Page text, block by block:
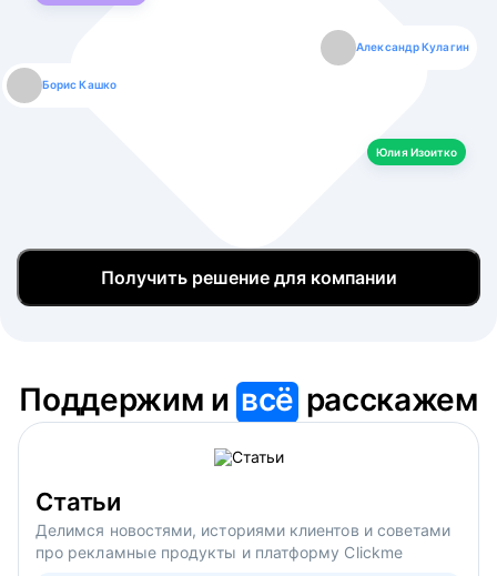
Борис Кашко
Александр Кулагин
Юлия Изоитко
Юлия Изоитко
Даниил Макаров
Александр Кулагин
Екатерина Лазаренко
Даниил Макаров
Борис Кашко
Екатерина Лазаренко
Юлия Изоитко
Получить решение для компании
Поддержим ивсё расскажем
Статьи
Делимся новостями, историями клиентов и советами
про рекламные продукты и платформу Clickme